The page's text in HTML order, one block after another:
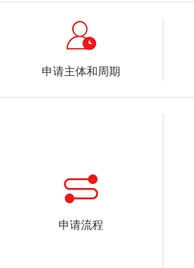
申请主体和周期
申请流程